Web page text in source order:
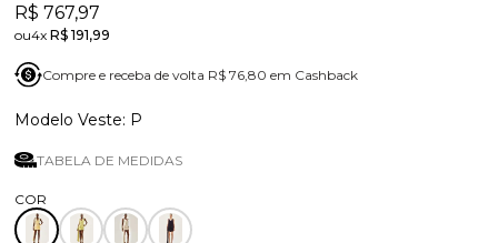
R$ 767,97
4xR$ 191,99
Compre e receba de volta R$ 76,80 em Cashback
P
TABELA DE MEDIDAS